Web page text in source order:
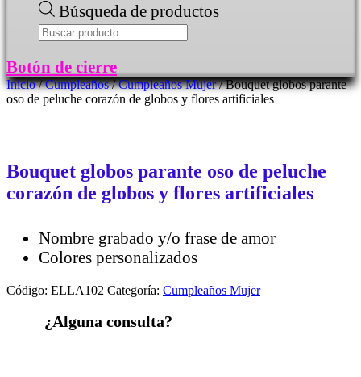
Búsqueda de productos
Botón de cierre
Inicio/Cumpleaños/Cumpleaños Mujer/ Bouquet globos parante
oso de peluche corazón de globos y flores artificiales
Bouquet globos parante oso de peluche
corazón de globos y flores artificiales
Nombre grabado y/o frase de amor
Colores personalizados
Código: ELLA102 Categoría: Cumpleaños Mujer
¿Alguna consulta?